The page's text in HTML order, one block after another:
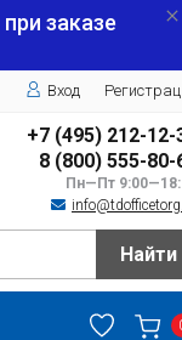
при заказе
Вход
+7 (495) 212-12-
8 (800) 555-80-
Пн—Пт
Найти